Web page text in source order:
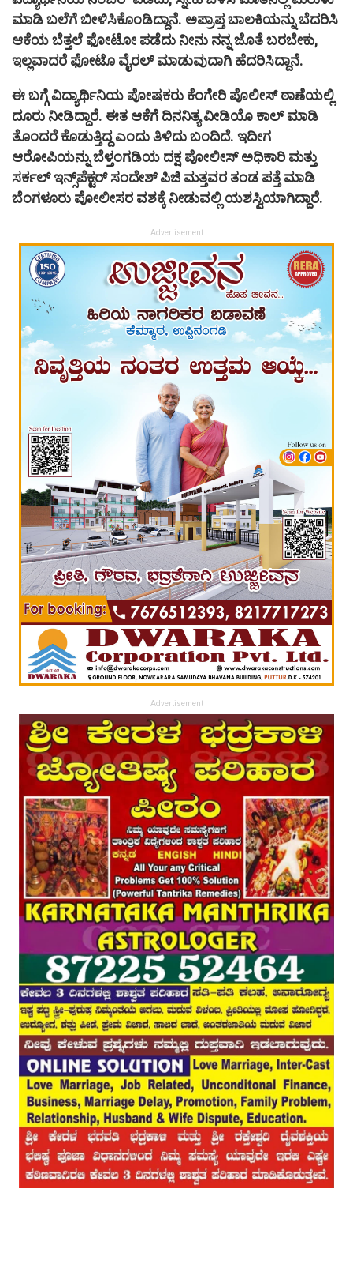
ಮಾಡಿ ಬಲೆಗೆ ಬೀಳಿಸಿಕೊಂಡಿದ್ದಾನೆ. ಅಪ್ರಾಪ್ತ ಬಾಲಕಿಯನ್ನು ಬೆದರಿಸಿ
ಆಕೆಯ ಬೆತ್ತಲೆ ಫೋಟೋ ಪಡೆದು ನೀನು ನನ್ನ ಜೊತೆ ಬರಬೇಕು,
ಇಲ್ಲವಾದರೆ ಫೋಟೊ ವೈರಲ್ ಮಾಡುವುದಾಗಿ ಹೆದರಿಸಿದ್ದಾನೆ.
ಈ ಬಗ್ಗೆ ವಿದ್ಯಾರ್ಥಿನಿಯ ಪೋಷಕರು ಕೆಂಗೇರಿ ಪೊಲೀಸ್ ಠಾಣೆಯಲ್ಲಿ
ದೂರು ನೀಡಿದ್ದಾರೆ. ಈತ ಆಕೆಗೆ ದಿನನಿತ್ಯ ವೀಡಿಯೊ ಕಾಲ್ ಮಾಡಿ
ತೊಂದರೆ ಕೊಡುತ್ತಿದ್ದ ಎಂದು ತಿಳಿದು ಬಂದಿದೆ. ಇದೀಗ
ಆರೋಪಿಯನ್ನು ಬೆಳ್ತಂಗಡಿಯ ದಕ್ಷ ಪೋಲೀಸ್ ಅಧಿಕಾರಿ ಮತ್ತು
ಸರ್ಕಲ್ ಇನ್ಸ್‌ಪೆಕ್ಟರ್ ಸಂದೇಶ್ ಪಿಜಿ ಮತ್ತವರ ತಂಡ ಪತ್ತೆ ಮಾಡಿ
ಬೆಂಗಳೂರು ಪೋಲೀಸರ ವಶಕ್ಕೆ ನೀಡುವಲ್ಲಿ ಯಶಸ್ವಿಯಾಗಿದ್ದಾರೆ.
Advertisement
Advertisement